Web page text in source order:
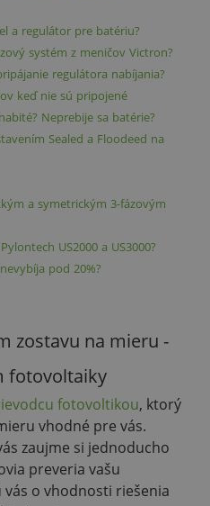
a regulátor pre batériu?
systém z meničov Victron?
regulátora nabíjania?
keď nie sú pripojené
Neprebije sa batérie?
Sealed a Floodeed na
a symetrickým 3-fázovým
US2000 a US3000?
pod 20%?
zostavu na mieru -
fotovoltaiky
fotovoltikou, ktorý
vhodné pre vás.
zaujme si jednoducho
preveria vašu
o vhodnosti riešenia